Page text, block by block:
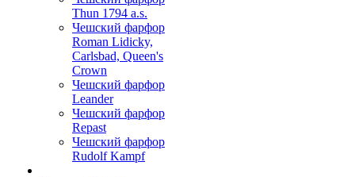
Thun 1794 a.s.
Чешский фарфор
Roman Lidicky,
Carlsbad, Queen's
Crown
Чешский фарфор
Leander
Чешский фарфор
Repast
Чешский фарфор
Rudolf Kampf